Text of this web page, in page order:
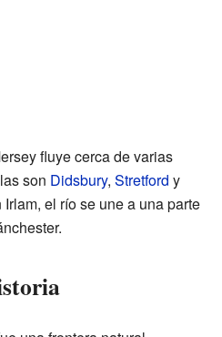
fluye cerca de varias
son Didsbury, Stretford y
el río se une a una parte